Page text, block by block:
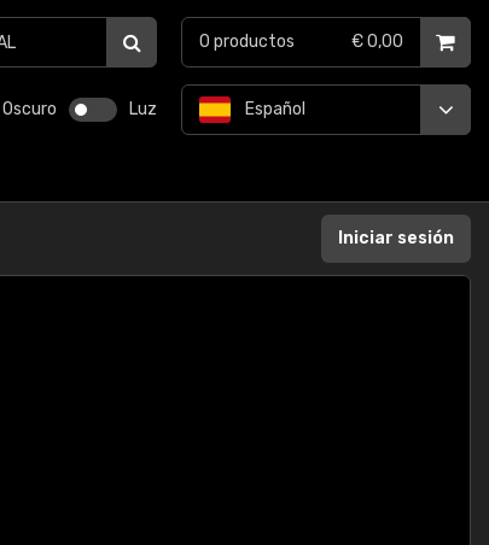
Oscuro Luz Español
0 productos € 0,00
Iniciar sesión